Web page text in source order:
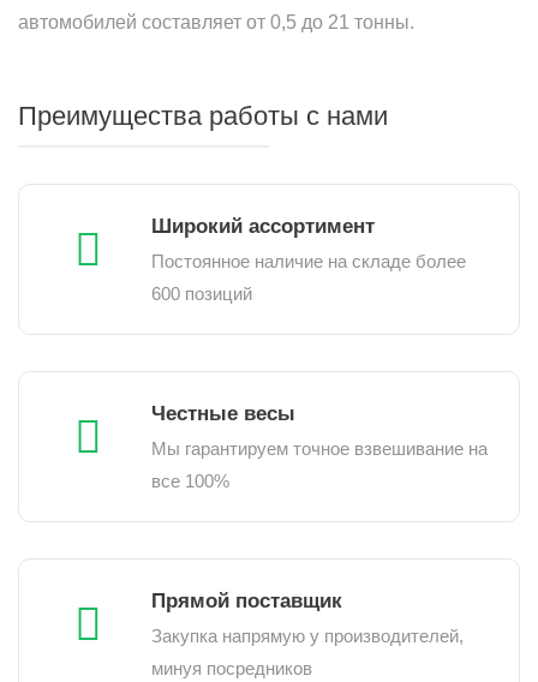
автомобилей составляет от 0,5 до 21 тонны.
Преимущества работы с нами
Широкий ассортимент
Постоянное наличие на складе более
600 позиций
Честные весы
Мы гарантируем точное взвешивание на
все 100%
Прямой поставщик
Закупка напрямую у производителей,
минуя посредников